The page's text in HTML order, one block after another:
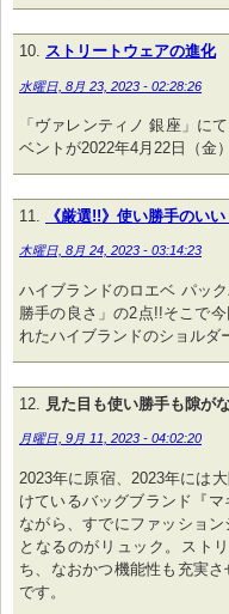
ストリートウェアの進化
水曜日, 8月 23, 2023 - 02:28:26
「ヴァレンティノ 銀座」に
ベントが2022年4月22日（金
《厳選!!》使い勝手のい
木曜日, 8月 24, 2023 - 03:14:23
ハイブランドのロエベ パッ
勝手の良さ」の2点!!そこで
れたハイブランドのショルダ
見た目も使い勝手も隙が
月曜日, 9月 11, 2023 - 04:02:20
2023年に原宿、2023年には
けているバッグブランド『
ながら、すでにファッショ
となるのがリュック。スト
ち、なおかつ機能性も充実
です。